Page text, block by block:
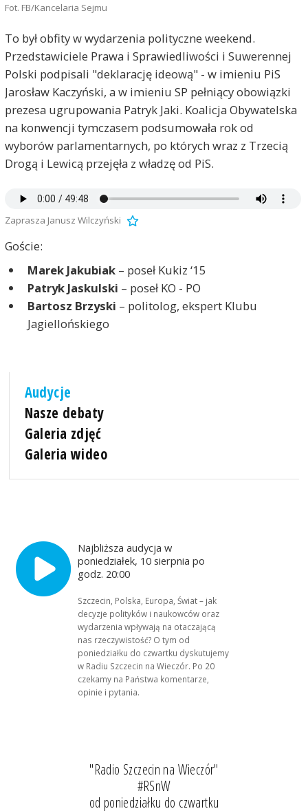
Fot. FB/Kancelaria Sejmu
To był obfity w wydarzenia polityczne weekend.
Przedstawiciele Prawa i Sprawiedliwości i Suwerennej
Polski podpisali "deklarację ideową" - w imieniu PiS
Jarosław Kaczyński, a w imieniu SP pełniący obowiązki
prezesa ugrupowania Patryk Jaki. Koalicja Obywatelska
na konwencji tymczasem podsumowała rok od
wyborów parlamentarnych, po których wraz z Trzecią
Drogą i Lewicą przejęła z władzę od PiS.
Zaprasza Janusz Wilczyński
Goście:
Marek Jakubiak– poseł Kukiz ‘15
Patryk Jaskulski – poseł KO - PO
Bartosz Brzyski – politolog, ekspert Klubu
Jagiellońskiego
Audycje
Nasze debaty
Galeria zdjęć
Galeria wideo
Najbliższa audycja w
poniedziałek, 10 sierpnia po
godz. 20:00
Szczecin, Polska, Europa, Świat – jak
decyzje polityków i naukowców oraz
wydarzenia wpływają na otaczającą
nas rzeczywistość? O tym od
poniedziałku do czwartku dyskutujemy
w Radiu Szczecin na Wieczór. Po 20
czekamy na Państwa komentarze,
opinie i pytania.
"Radio Szczecin na Wieczór"
#RSnW
od poniedziałku do czwartku